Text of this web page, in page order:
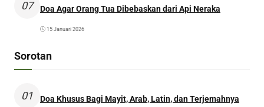
07 Doa Agar Orang Tua Dibebaskan dari Api Neraka
15 Januari 2026
Sorotan
01 Doa Khusus Bagi Mayit, Arab, Latin, dan Terjemahnya